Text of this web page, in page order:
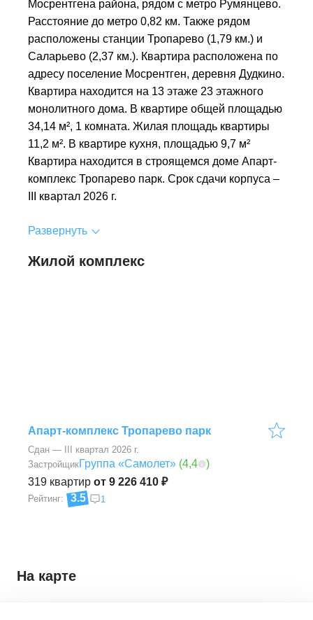
Мосрентгена района, рядом с метро Румянцево.
Расстояние до метро 0,82 км. Также рядом
расположены станции Тропарево (1,79 км.) и
Саларьево (2,37 км.). Квартира расположена по
адресу поселение Мосрентген, деревня Дудкино.
Квартира находится на 13 этаже 23 этажного
монолитного дома. В квартире общей площадью
34,14 м², 1 комната. Жилая площадь квартиры
11,2 м². В квартире кухня, площадью 9,7 м²
Квартира находится в строящемся доме Апарт-
комплекс Тропарево парк. Срок сдачи корпуса –
III квартал 2026 г.
Развернуть
Жилой комплекс
Апарт-комплекс Тропарево парк
Сдан — III квартал 2026 г.
319 квартир от 9 226 410 ₽
ЗастройщикГруппа «Самолет» (4,4 )
Рейтинг: 3.5 1
На карте